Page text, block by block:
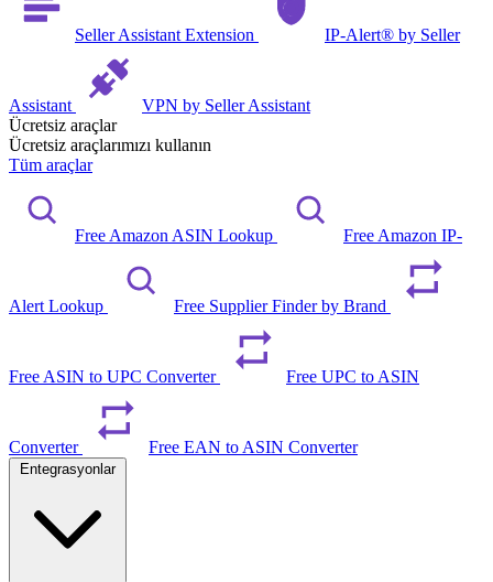
Seller Assistant Extension IP-Alert® by Seller
Assistant
VPN by Seller Assistant
Ücretsiz araçlar
Ücretsiz araçlarımızı kullanın
Tüm araçlar
Free Amazon ASIN Lookup Free Amazon IP-
Alert Lookup Free Supplier Finder by Brand
Free ASIN to UPC Converter Free UPC to ASIN
Converter Free EAN to ASIN Converter
Entegrasyonlar